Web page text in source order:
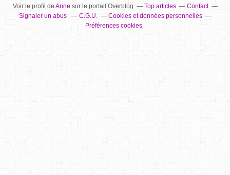
Voir le profil de Annesur le portail Overblog Top articles
Contact
Signaler un abus
C.G.U.
Cookies et données personnelles
Préférences cookies